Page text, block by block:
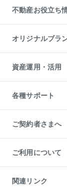
貸すガイド
事業用不動産
マンション投資
投資用マンション
アパート経営
収益物件
ビル購入（ビル一棟
投資用不動産の売却
事業用不動産の売
不動産お役立ち
マンションライブラ
人気マンションラン
暮らしに役立つ不
不動産相場・不動産
不動産コラム・ニ
不動産用語集
不動産なんでもネッ
住まいの税金
オリジナルブラ
一棟リノベーション
L`GENTE（ルジェン
区分リノベーショ
投資用一棟レジデン
不動産小口投資
LEGACIA（レガシア
資産運用・活用
不動産M&A
アセットマネジメン
各種サポート
相続サポート
リフォームサポート
ご契約者さまへ
ご紹介・再契約特典
入居者様専用-各種
東急こすもす会「
ご利用について
金融商品取引につい
東急リバブル ソー
関連リンク